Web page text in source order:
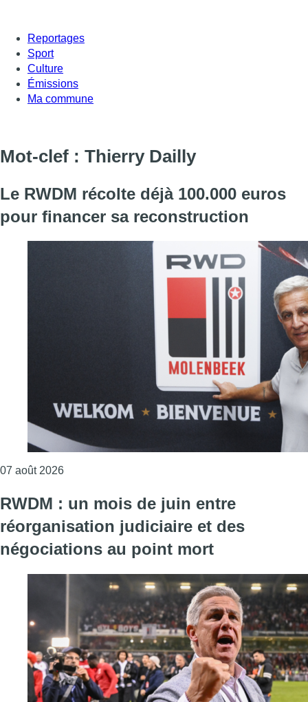
Reportages
Sport
Culture
Émissions
Ma commune
Mot-clef : Thierry Dailly
Le RWDM récolte déjà 100.000 euros
pour financer sa reconstruction
07 août 2026Consulter l'article "Le RWDM récolte déjà
RWDM : un mois de juin entre
réorganisation judiciaire et des
négociations au point mort